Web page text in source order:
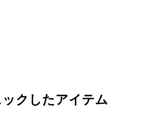
クしたアイテム